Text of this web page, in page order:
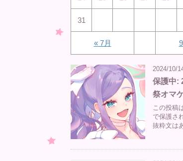
31
« 7月
2024/10/
保護中:
祭オマ
この投稿
で保護さ
抜粋文は